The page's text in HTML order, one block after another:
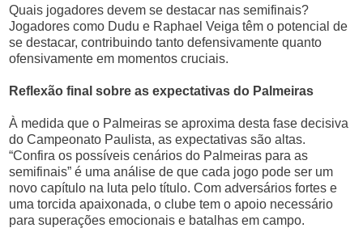
Quais jogadores devem se destacar nas semifinais?
Jogadores como Dudu e Raphael Veiga têm o potencial de
se destacar, contribuindo tanto defensivamente quanto
ofensivamente em momentos cruciais.
Reflexão final sobre as expectativas do Palmeiras
À medida que o Palmeiras se aproxima desta fase decisiva
do Campeonato Paulista, as expectativas são altas.
“Confira os possíveis cenários do Palmeiras para as
semifinais” é uma análise de que cada jogo pode ser um
novo capítulo na luta pelo título. Com adversários fortes e
uma torcida apaixonada, o clube tem o apoio necessário
para superações emocionais e batalhas em campo.